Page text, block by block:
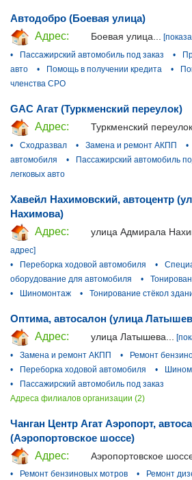
Автодобро (Боевая улица)
Адрес:
Боевая улица...
•
Пассажирский автомобиль под заказ •
авто
• Помощь в получении кредита •
членства СРО
GAC Агат (Туркменский переулок)
Адрес:
Туркменский
•
Сходразвал • Замена и ремонт АКПП •
автомобиля
• Пассажирский автомобиль
легковых авто
Хавейл Нахимовский, автоцентр
Нахимова)
Адрес:
улица Адмирала
адрес]
•
Переборка ходовой автомобиля •
оборудование для автомобиля
•
•
Шиномонтаж • Тонирование стёкол
Оптима, автосалон (улица
Адрес:
улица Латышева...
•
Замена и ремонт АКПП •
Ремонт
•
Переборка ходовой автомобиля •
•
Пассажирский автомобиль под заказ
Адреса филиалов организации (2)
Чанган Центр Агат Аэропорт,
(Аэропортовское шоссе)
Адрес:
Аэропортовское
•
Ремонт бензиновых мотров •
Ремонт